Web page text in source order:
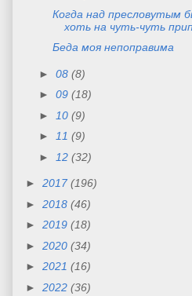
Когда над пресловутым
хоть на чуть-чуть
Беда моя непоправима
► 08 (8)
► 09 (18)
►
10 (9)
►
11 (9)
►
12 (32)
► 2017 (196)
► 2018 (46)
► 2019 (18)
► 2020 (34)
► 2021 (16)
► 2022 (36)